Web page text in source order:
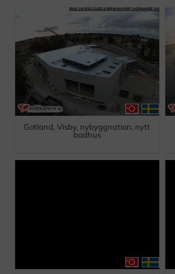
Gotland, Visby, nybyggnation, nytt
badhus